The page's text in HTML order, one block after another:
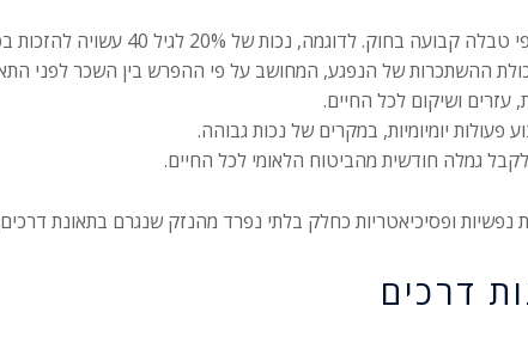
40 עשויה להזכות בפיצוי של כ-300,000 ₪ ומעלה, בהתאם למדדים עדכניים.
ההשתכרות של הנפגע, המחושב על פי ההפרש בין השכר לפני
עזרים ושיקום לכל החיים.
פעולות יומיומיות, במקרים של נכות גבוהה.
נפשיות ופסיכיאטריות כחלק בלתי נפרד מהנזק שנגרם בתאונת
דרכים